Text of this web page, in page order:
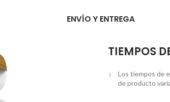
ENVÍO Y ENTREGA
TIEMPOS
Los tiempos de
de producto